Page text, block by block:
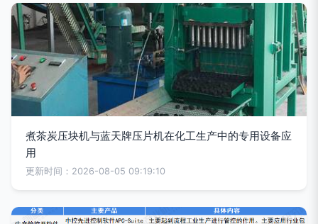
煮茶炭压块机与蓝天牌压片机在化工生产中的专用设备应
用
更新时间：2026-08-05 09:19:10